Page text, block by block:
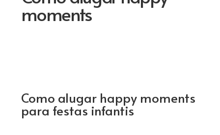
moments
Como alugar happy moments
para festas infantis